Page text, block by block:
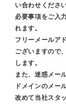
い合わせくださ
必要事項をご入
れます。
フリーメールア
ございますので
します。
また、迷惑メー
ドメインのメー
改めて当社スタ